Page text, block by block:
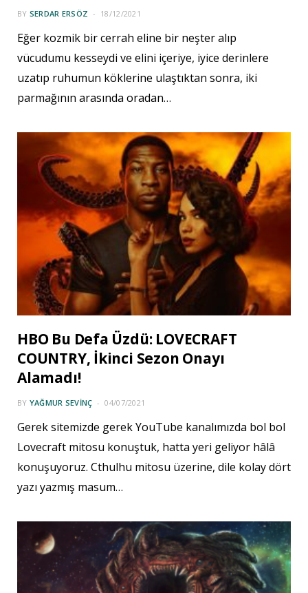
BY SERDAR ERSÖZ 18/12/2021
Eğer kozmik bir cerrah eline bir neşter alıp
vücudumu kesseydi ve elini içeriye, iyice derinlere
uzatıp ruhumun köklerine ulaştıktan sonra, iki
parmağının arasında oradan…
HBO Bu Defa Üzdü: LOVECRAFT
COUNTRY, İkinci Sezon Onayı
Alamadı!
BY YAĞMUR SEVINÇ 04/07/2021
Gerek sitemizde gerek YouTube kanalımızda bol bol
Lovecraft mitosu konuştuk, hatta yeri geliyor hâlâ
konuşuyoruz. Cthulhu mitosu üzerine, dile kolay dört
yazı yazmış masum…